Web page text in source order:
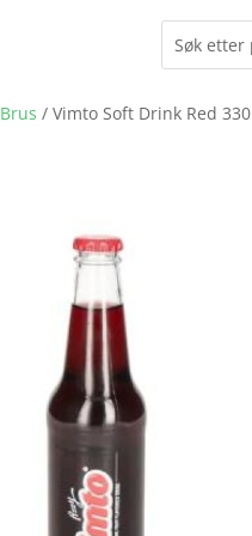
Brus / Vimto Soft Drink Red